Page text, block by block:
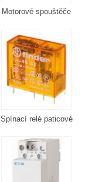
Motorové spouštěče
Spínací relé paticové